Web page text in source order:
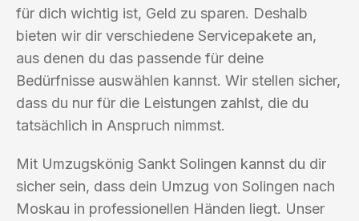
für dich wichtig ist, Geld zu sparen. Deshalb
bieten wir dir verschiedene Servicepakete an,
aus denen du das passende für deine
Bedürfnisse auswählen kannst. Wir stellen sicher,
dass du nur für die Leistungen zahlst, die du
tatsächlich in Anspruch nimmst.
Mit Umzugskönig Sankt Solingen kannst du dir
sicher sein, dass dein Umzug von Solingen nach
Moskau in professionellen Händen liegt. Unser